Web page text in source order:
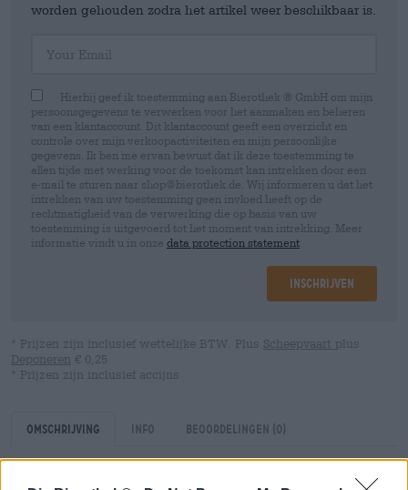
worden gehouden zodra het artikel weer beschikbaar is.
Hierbij geef ik toestemming aan Bierothek ® GmbH om mijn
persoonsgegevens te verwerken voor het aanmaken en beheren
van een klantaccount. Dit klantaccount geeft een overzicht en
controle over mijn verkoopactiviteiten en mijn persoonlijke
gegevens. Ik ben me ervan bewust dat ik deze toestemming te
allen tijde met werking voor de toekomst kan intrekken door een
e-mail te sturen naar shop@bierothek.de. Wij informeren u dat het
intrekken van uw toestemming geen invloed heeft op de
rechtmatigheid van de verwerking die op basis van uw
toestemming is uitgevoerd tot het moment van intrekking. Meer
informatie vindt u in onze data protection statement
Inschrijven
* Prijzen zijn inclusief wettelijke BTW. Plus Scheepvaart plus
Deponeren € 0,25
* Prijzen zijn inclusief accijns
Omschrijving Info Beoordelingen (0)